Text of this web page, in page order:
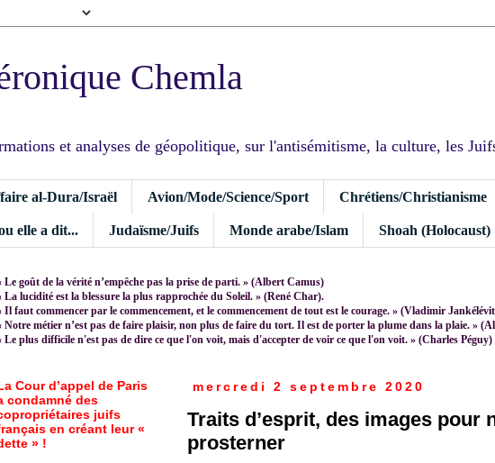
Chemla
et analyses de géopolitique, sur l'antisémitisme, la culture, les
al-Dura/Israël Avion/Mode/Science/Sport Chrétiens/Christianisme
elle a dit... Judaïsme/Juifs Monde arabe/Islam Shoah (Holocaust)
Le goût de la vérité n’empêche pas la prise de parti. » (Albert Camus)
La lucidité est la blessure la plus rapprochée du Soleil. » (René Char).
Il faut commencer par le commencement, et le commencement de tout est le courage. » (Vladimir
Notre métier n’est pas de faire plaisir, non plus de faire du tort. Il est de porter la plume dans la plaie. »
Le plus difficile n'est pas de dire ce que l'on voit, mais d'accepter de voir ce que l'on voit. » (Charles Péguy)
mercredi 2 septembre 2020
Traits d’esprit, des images pour
prosterner
Cour d’appel de Paris
condamné des
juifs
en créant leur «
» !